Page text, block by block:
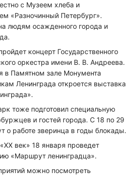
с Музеем хлеба и
«Разночинный Петербург».
людям осажденного города и
концерт Государственного
оркестра имени В. В. Андреева.
в Памятном зале Монумента
Ленинграда откроется выставка
тоже подготовил специальную
и гостей города. С 18 по 29
о работе зверинца в годы блокады.
век» 18 января проведет
«Маршрут ленинградца».
можно посмотреть